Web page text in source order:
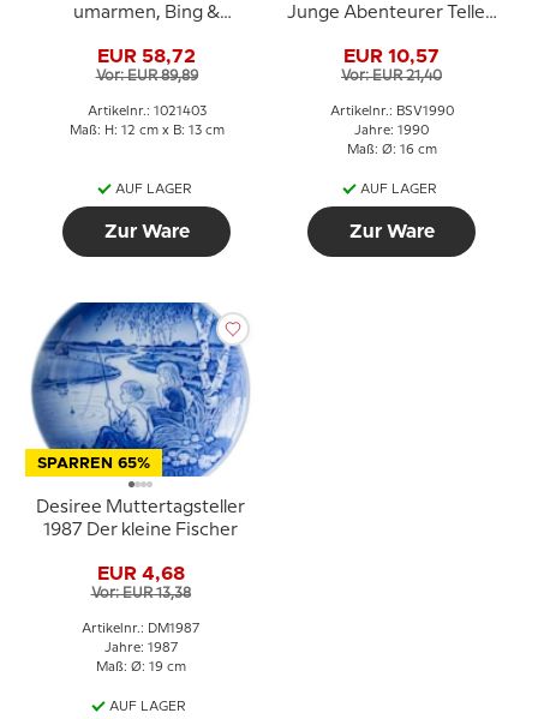
umarmen, Bing &
oder 403
EUR 58,72
Vor: EUR 89,89
Artikelnr.: 1021403
Maß: H: 12 cm x B: 13 cm
AUF LAGER
Zur Ware
Junge Abenteurer Teller,
EUR 10,57
Vor: EUR 21,40
Artikelnr.: BSV1990
Jahre: 1990
Maß: Ø: 16 cm
AUF LAGER
Zur Ware
SPARREN 65%
Desiree Muttertagsteller
1987 Der kleine Fischer
EUR 4,68
Vor: EUR 13,38
Artikelnr.: DM1987
Jahre: 1987
Maß: Ø: 19 cm
AUF LAGER